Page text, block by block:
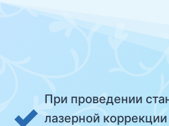
При проведении
лазерной